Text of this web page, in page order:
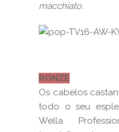
macchiato.
RONZE
Os cabelos
todo o seu
Wella